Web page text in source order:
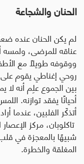
الحنان والشجاعة
لم يكن الحنان عنده
عناقه للمرضى، ولمسه
ووقوفه طويلًا مع
روحي إغناطي يقوم
بين الجموع علِم أنه لا
أحيانًا يفقد توازنه.
أتذكّر الفلبين،
تاكلوبان، مركز
شبيهًا بالمعجزة في
المغلقة والخطرة.